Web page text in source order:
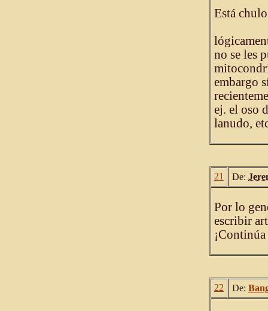
Está
no se les
embargo
ej. el oso
lanudo,
21 De:
Por lo
escribir
22 De: